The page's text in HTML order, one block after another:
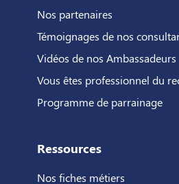
Nos partenaires
Témoignages de nos
Vidéos de nos Ambassadeurs
Vous êtes professionnel du
Programme de parrainage
Ressources
Nos fiches métiers